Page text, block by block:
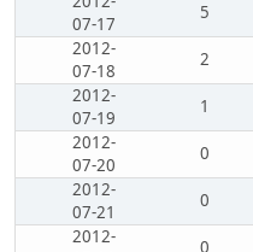
07-17
5
2012-
07-18
2
2012-
07-19
1
2012-
07-20
0
2012-
07-21
0
2012-
0